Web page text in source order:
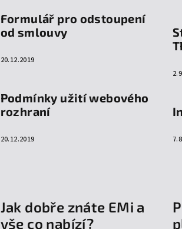
Formulář pro odstoupení
od smlouvy
20.12.2019
Podmínky užití webového
rozhraní
20.12.2019
Jak dobře znáte EMi a
vše co nabízí?